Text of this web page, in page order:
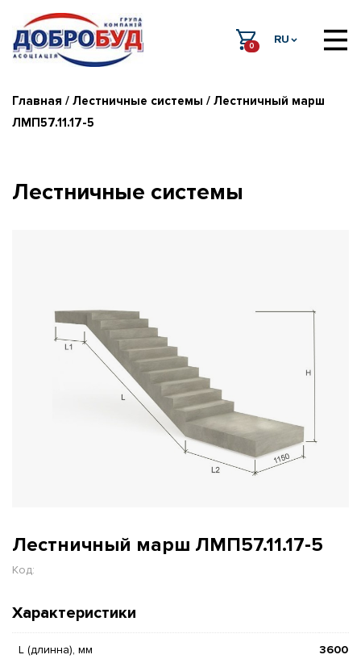
0
RU
Главная / Лестничные системы / Лестничный марш
ЛМП57.11.17-5
Лестничные системы
Лестничный марш ЛМП57.11.17-5
Код:
Характеристики
L (длинна), мм 3600